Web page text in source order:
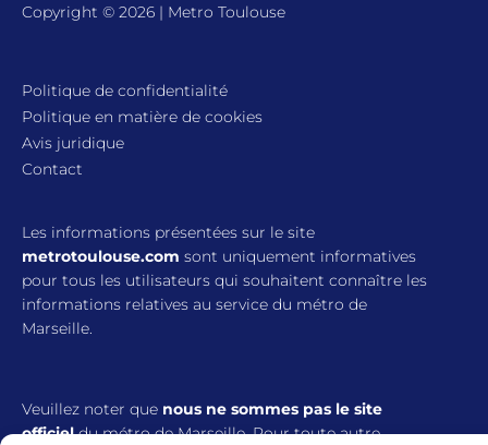
Copyright © 2026 | Metro Toulouse
Politique de confidentialité
Politique en matière de cookies
Avis juridique
Contact
Les informations présentées sur le site
metrotoulouse.com sont uniquement informatives
pour tous les utilisateurs qui souhaitent connaître les
informations relatives au service du métro de
Marseille.
Veuillez noter que nous ne sommes pas le site
officieldu métro de Marseille. Pour toute autre